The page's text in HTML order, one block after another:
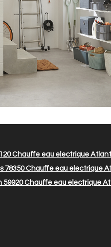
Chauffe eau electrique
78350Chauffe eau electrique
59920Chauffe eau electrique